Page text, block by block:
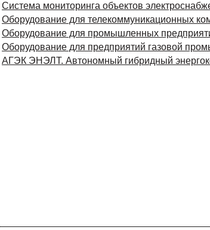
Система мониторинга объектов
Оборудование для телекоммуникационных
Оборудование для промышленных
Оборудование для предприятий газовой
АГЭК ЭНЭЛТ. Автономный гибридный